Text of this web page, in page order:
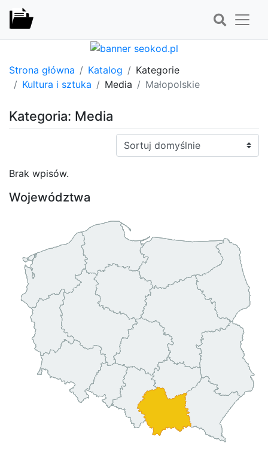
Strona główna Katalog
Kategorie
Kultura i sztuka
Media Małopolskie
Kategoria: Media
Sortuj:
Brak wpisów.
Województwa